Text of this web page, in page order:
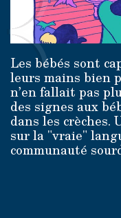
Les bébés sont
leurs mains bien
n’en fallait pas
des signes aux
dans les crèches.
sur la "vraie"
communauté